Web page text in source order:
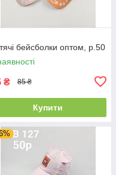
бейсболки оптом, р.50
₴ 85 ₴
Купити